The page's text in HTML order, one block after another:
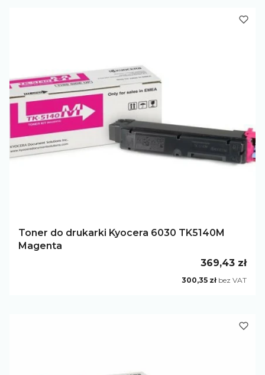
Toner do drukarki Kyocera 6030 TK5140M
Magenta
Cena
369,43 zł
Cena
300,35 zł bez VAT